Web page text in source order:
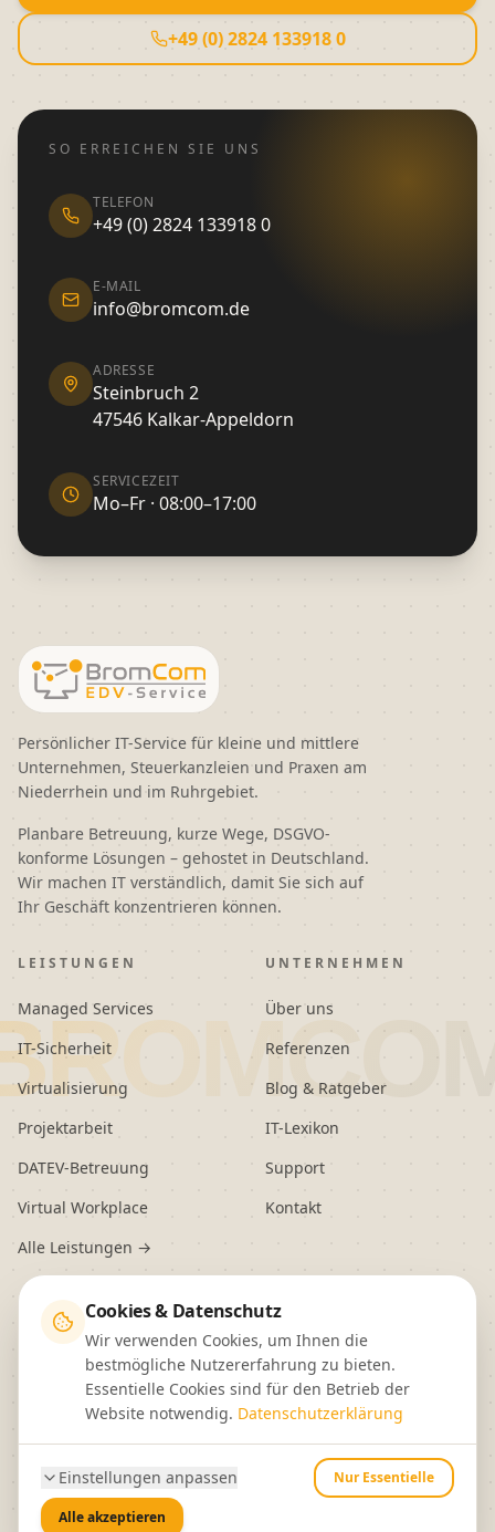
Cookies & Datenschutz
Wir verwenden Cookies, um Ihnen die
bestmögliche Nutzererfahrung zu bieten.
Essentielle Cookies sind für den Betrieb der
Website notwendig. Datenschutzerklärung
Einstellungen anpassen Nur Essentielle
Alle akzeptieren
+49 (0) 2824 133918 0
SO ERREICHEN SIE UNS
TELEFON
+49 (0) 2824 133918 0
E-MAIL
info@bromcom.de
ADRESSE
Steinbruch 2
47546 Kalkar-Appeldorn
SERVICEZEIT
Mo–Fr · 08:00–17:00
Persönlicher IT-Service für kleine und mittlere
Unternehmen, Steuerkanzleien und Praxen am
Niederrhein und im Ruhrgebiet.
Planbare Betreuung, kurze Wege, DSGVO-
konforme Lösungen – gehostet in Deutschland.
Wir machen IT verständlich, damit Sie sich auf
Ihr Geschäft konzentrieren können.
LEISTUNGEN
Managed Services
IT-Sicherheit
Virtualisierung
Projektarbeit
DATEV-Betreuung
Virtual Workplace
Alle Leistungen →
UNTERNEHMEN
Über uns
Referenzen
Blog & Ratgeber
IT-Lexikon
Support
Kontakt
RECHTLICHES
Impressum
Datenschutz
© 2026BromCom EDV-Service · Alle Rechte vorbehalten.